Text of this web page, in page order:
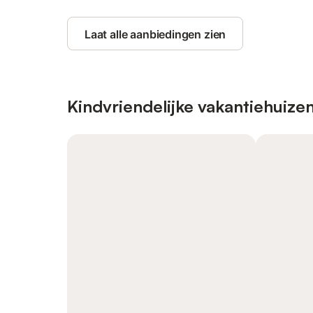
Laat alle aanbiedingen zien
Kindvriendelijke